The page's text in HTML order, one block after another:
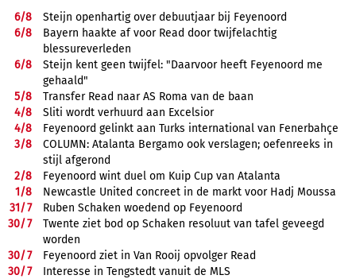
6/8
Steijn openhartig over debuutjaar bij Feyenoord
6/8
Bayern haakte af voor Read door twijfelachtig
blessureverleden
6/8
Steijn kent geen twijfel: "Daarvoor heeft Feyenoord me
gehaald"
5/8
Transfer Read naar AS Roma van de baan
4/8
Sliti wordt verhuurd aan Excelsior
4/8
Feyenoord gelinkt aan Turks international van Fenerbahçe
3/8
COLUMN: Atalanta Bergamo ook verslagen; oefenreeks in
stijl afgerond
2/8
Feyenoord wint duel om Kuip Cup van Atalanta
1/8
Newcastle United concreet in de markt voor Hadj Moussa
31/7
Ruben Schaken woedend op Feyenoord
30/7
Twente ziet bod op Schaken resoluut van tafel geveegd
worden
30/7
Feyenoord ziet in Van Rooij opvolger Read
30/7
Interesse in Tengstedt vanuit de MLS